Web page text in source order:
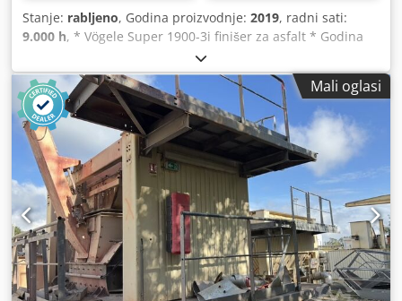
Stanje: rabljeno, Godina proizvodnje: 2019, radni sati:
9.000 h, * Vögele Super 1900-3i finišer za asfalt * Godina
proizvodnje: 2019 * 9000 sati * 142 kW * 22150 kg * Greda:
26AB / AB600-3 TP2 sabijajuća greda Crodpfxezlir Rj Agtsf *
Hidraulična radna širina: 6 m * Automatsko niveliranje *
Centralno podmazivanje * Proširenja: 2x 75 cm i 2x 25 cm *
Ukupna radna širina: 8 m
Mali oglasi